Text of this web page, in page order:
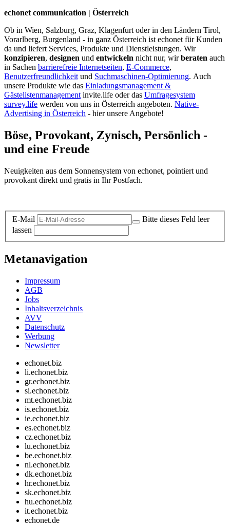
echonet communication | Österreich
Ob in Wien, Salzburg, Graz, Klagenfurt oder in den Ländern Tirol,
Vorarlberg, Burgenland - in ganz Österreich ist echonet für Kunden
da und liefert Services, Produkte und Dienstleistungen. Wir
konzipieren, designen und entwickeln nicht nur, wirberaten auch
in Sachen barrierefreie Internetseiten, E-Commerce,
Benutzerfreundlichkeit und Suchmaschinen-Optimierung. Auch
unsere Produkte wie das Einladungsmanagement &
Gästelistenmanagement invite.life oder das Umfragesystem
survey.life werden von uns in Österreich angeboten. Native-
Advertising in Österreich - hier unsere Angebote!
Böse, Provokant, Zynisch, Persönlich -
und eine Freude
Neuigkeiten aus dem Sonnensystem von echonet, pointiert und
provokant direkt und gratis in Ihr Postfach.
E-Mail
Bitte dieses Feld leer
lassen
Metanavigation
Impressum
AGB
Jobs
Inhaltsverzeichnis
AVV
Datenschutz
Werbung
Newsletter
echonet.biz
li.echonet.biz
gr.echonet.biz
si.echonet.biz
mt.echonet.biz
is.echonet.biz
ie.echonet.biz
es.echonet.biz
cz.echonet.biz
lu.echonet.biz
be.echonet.biz
nl.echonet.biz
dk.echonet.biz
hr.echonet.biz
sk.echonet.biz
hu.echonet.biz
it.echonet.biz
echonet.de